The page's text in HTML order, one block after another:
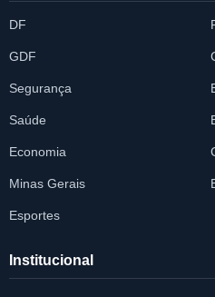
DF
GDF
Segurança
Saúde
Economia
Minas Gerais
Esportes
Institucional